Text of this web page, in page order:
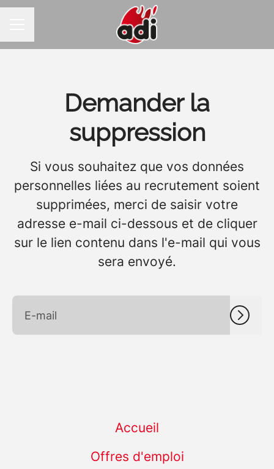
Demander la
suppression
Si vous souhaitez que vos données
personnelles liées au recrutement soient
supprimées, merci de saisir votre
adresse e-mail ci-dessous et de cliquer
sur le lien contenu dans l'e-mail qui vous
sera envoyé.
Accueil
Offres d'emploi